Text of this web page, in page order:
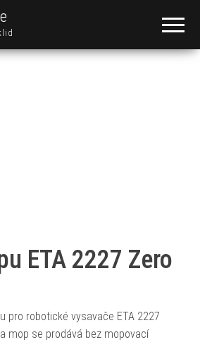
ETA 2227 Zero
pro robotické vysavače ETA 2227
mop se prodává bez mopovací